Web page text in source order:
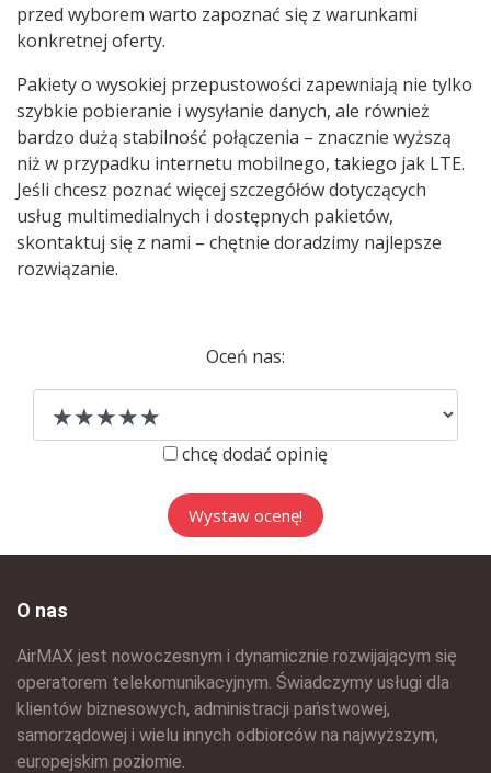
przed wyborem warto zapoznać się z warunkami
konkretnej oferty.
Pakiety o wysokiej przepustowości zapewniają nie tylko
szybkie pobieranie i wysyłanie danych, ale również
bardzo dużą stabilność połączenia – znacznie wyższą
niż w przypadku internetu mobilnego, takiego jak LTE.
Jeśli chcesz poznać więcej szczegółów dotyczących
usług multimedialnych i dostępnych pakietów,
skontaktuj się z nami – chętnie doradzimy najlepsze
rozwiązanie.
Oceń nas:
chcę dodać opinię
O nas
AirMAX jest nowoczesnym i dynamicznie rozwijającym się
operatorem telekomunikacyjnym. Świadczymy usługi dla
klientów biznesowych, administracji państwowej,
samorządowej i wielu innych odbiorców na najwyższym,
europejskim poziomie.